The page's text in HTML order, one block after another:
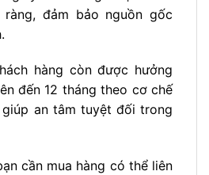
đảm bảo nguồn gốc
hàng còn được hưởng
đến 12 tháng theo cơ chế
giúp an tâm tuyệt đối trong
cần mua hàng có thể liên